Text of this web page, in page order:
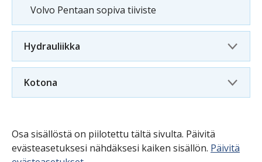
Volvo Pentaan sopiva tiiviste
Hydrauliikka
Kotona
Osa sisällöstä on piilotettu tältä sivulta. Päivitä
evästeasetuksesi nähdäksesi kaiken sisällön. Päivitä